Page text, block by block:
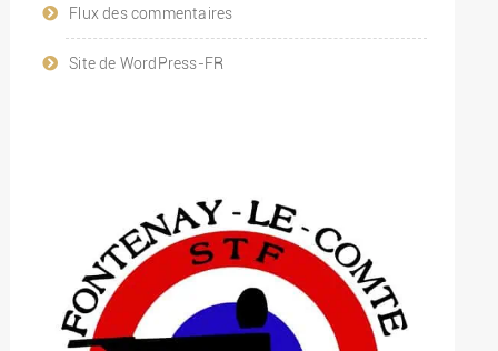
Flux des commentaires
Site de WordPress-FR